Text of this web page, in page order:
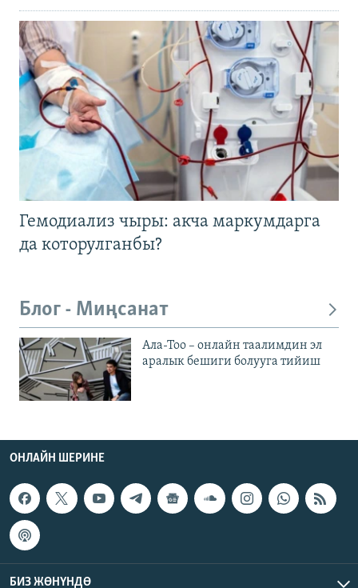
Гемодиализ чыры: акча маркумдарга
да которулганбы?
Блог - Миңсанат
Ала-Тоо – онлайн таалимдин эл
аралык бешиги болууга тийиш
ОНЛАЙН ШЕРИНЕ
БИЗ ЖӨНҮНДӨ